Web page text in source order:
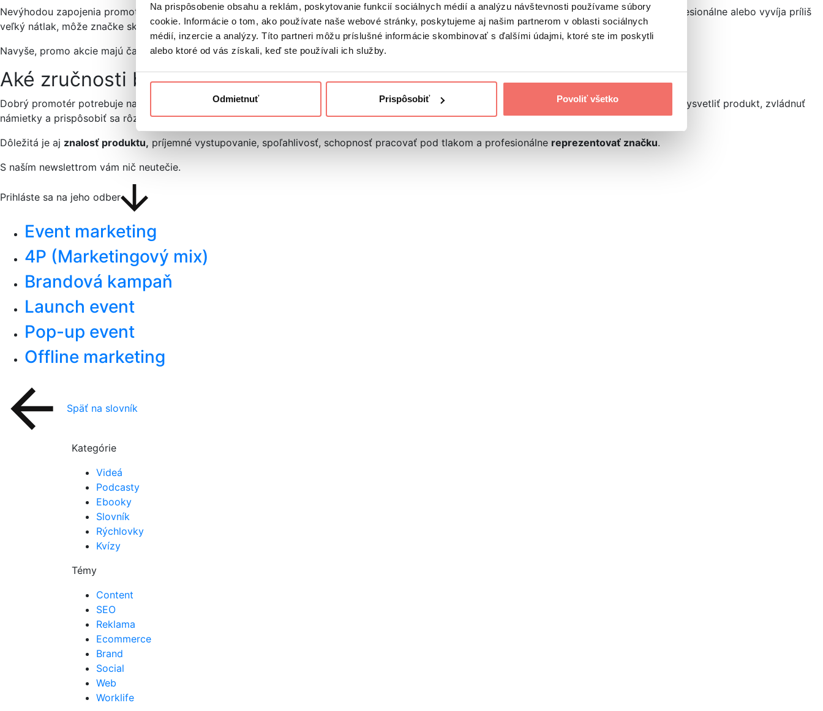
Na prispôsobenie obsahu a reklám, poskytovanie funkcií sociálnych médií a analýzu návštevnosti používame súbory
cookie. Informácie o tom, ako používate naše webové stránky, poskytujeme aj našim partnerom v oblasti sociálnych
médií, inzercie a analýzy. Títo partneri môžu príslušné informácie skombinovať s ďalšími údajmi, ktoré ste im poskytli
alebo ktoré od vás získali, keď ste používali ich služby.
Odmietnuť Prispôsobiť Povoliť všetko
Nevýhodou zapojenia promotéra je, ževýsledok veľmi závisí od úrovne jeho pripravenostia štýlu komunikácie; pokiaľ promotér vystupuje neprofesionálne alebo vyvíja príliš
veľký nátlak, môže značke skôr uškodiť.
Navyše, promo akcie majú často krátkodobý efekt a úspech závisí nielen od promotéra, ale aj od času, lokality, návštevnosti či typu publika.
Aké zručnosti by mal mať promotér/ka?
Dobrý promotér potrebuje najmä komunikačné a prezentačné schopnosti.
Mal by vedieť osloviť ľudí bez toho, aby pôsobil vtieravo, jednoducho vysvetliť produkt, zvládnuť
námietky a prispôsobiť sa rôznym typom zákazníkov.
Dôležitá je aj znalosť produktu, príjemné vystupovanie, spoľahlivosť, schopnosť pracovať pod tlakom a profesionálne reprezentovať značku.
S naším newslettrom vám nič neutečie.
Prihláste sa na jeho odber
Event marketing
4P (Marketingový mix)
Brandová kampaň
Launch event
Pop-up event
Offline marketing
Späť na slovník
Kategórie
Videá
Podcasty
Ebooky
Slovník
Rýchlovky
Kvízy
Témy
Content
SEO
Reklama
Ecommerce
Brand
Social
Web
Worklife